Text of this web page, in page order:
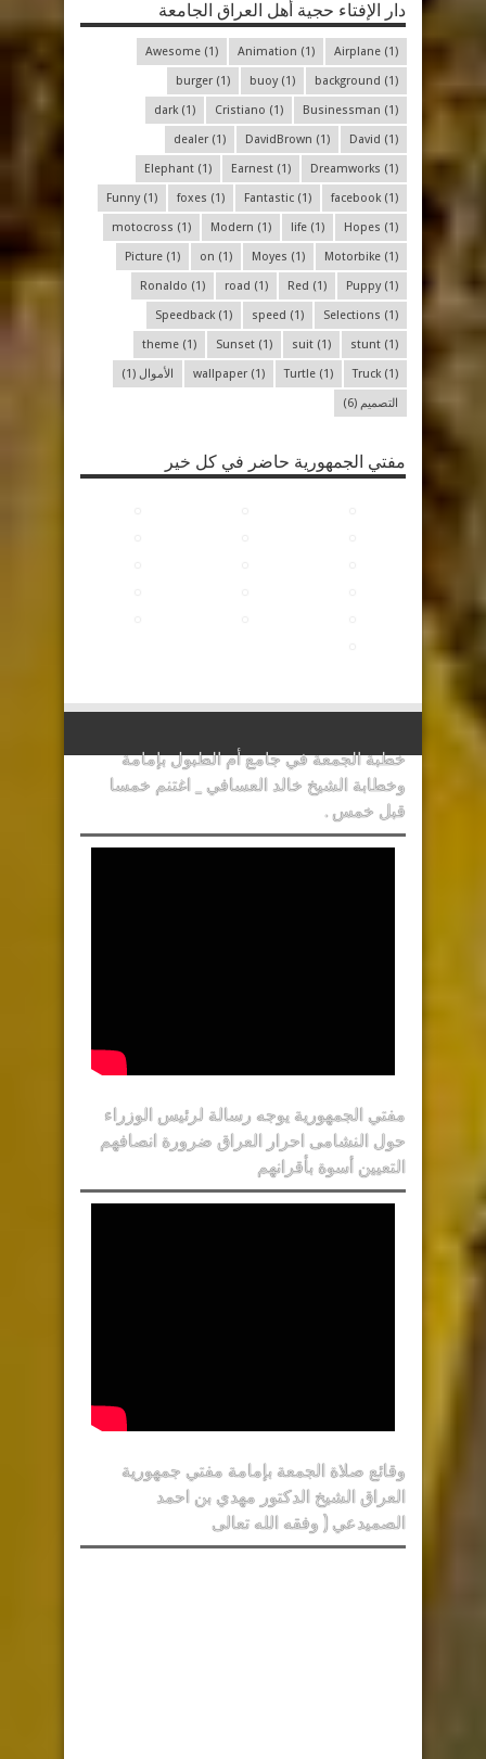
دار الإفتاء حجية أهل العراق الجامعة
Airplane (1)
Animation (1)
Awesome (1)
background (1)
buoy(1)
burger (1)
Businessman (1)
Cristiano (1)
dark (1)
David (1)
DavidBrown (1)
dealer (1)
Dreamworks (1)
Earnest (1)
Elephant (1)
facebook (1)
Fantastic (1)
foxes (1)
Funny(1)
Hopes (1)
life (1)
Modern (1)
motocross (1)
Motorbike (1)
Moyes (1)
on (1)
Picture (1)
Puppy(1)
Red (1)
road (1)
Ronaldo (1)
Selections (1)
speed (1)
Speedback (1)
stunt (1)
suit (1)
Sunset (1)
theme (1)
Truck (1)
Turtle (1)
wallpaper (1) الأموال (1)
التصميم (6)
مفتي الجمهورية حاضر في كل خير
خطبة الجمعة في جامع أم الطبول بإمامة
وخطابة الشيخ خالد العسافي _ اغتنم خمسا
قبل خمس .
مفتي الجمهورية يوجه رسالة لرئيس الوزراء
حول النشامى احرار العراق ضرورة انصافهم
التعيين أسوة بأقرانهم
وقائع صلاة الجمعة بإمامة مفتي جمهورية
العراق الشيخ الدكتور مهدي بن احمد
الصميدعي ( وفقه الله تعالى